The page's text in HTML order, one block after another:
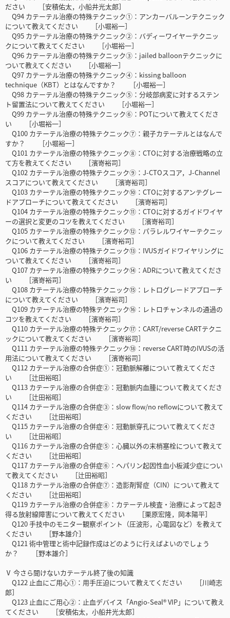
ださい ［安積佑太，小船井光太郎］
Q94 カテーテル治療の特殊テクニック①：アンカーバルーンテクニック
について教えてください ［小堀裕一］
Q95 カテーテル治療の特殊テクニック②：バディーワイヤーテクニッ
クについて教えてください ［小堀裕一］
Q96 カテーテル治療の特殊テクニック③：jailed balloonテクニックに
ついて教えてください ［小堀裕一］
Q97 カテーテル治療の特殊テクニック④：kissing balloon
technique（KBT）とはなんですか？ ［小堀裕一］
Q98 カテーテル治療の特殊テクニック⑤：分岐部病変に対するステン
ト留置法について教えてください ［小堀裕一］
Q99 カテーテル治療の特殊テクニック⑥：POTについて教えてくださ
い ［小堀裕一］
Q100 カテーテル治療の特殊テクニック⑦：親子カテーテルとはなんで
すか？ ［小堀裕一］
Q101 カテーテル治療の特殊テクニック⑧：CTOに対する治療戦略の立
て方を教えてください ［濱嵜裕司］
Q102 カテーテル治療の特殊テクニック⑨：J-CTOスコア，J-Channel
スコアについて教えてください ［濱嵜裕司］
Q103 カテーテル治療の特殊テクニック⑩：CTOに対するアンテグレー
ドアプローチについて教えてください ［濱嵜裕司］
Q104 カテーテル治療の特殊テクニック⑪：CTOに対するガイドワイヤ
ーの選択と変更のコツを教えてください ［濱嵜裕司］
Q105 カテーテル治療の特殊テクニック⑫：パラレルワイヤーテクニッ
クについて教えてください ［濱嵜裕司］
Q106 カテーテル治療の特殊テクニック⑬：IVUSガイドワイヤリングに
ついて教えてください ［濱嵜裕司］
Q107 カテーテル治療の特殊テクニック⑭：ADRについて教えてくださ
い ［濱嵜裕司］
Q108 カテーテル治療の特殊テクニック⑮：レトログレードアプローチ
について教えてください ［濱嵜裕司］
Q109 カテーテル治療の特殊テクニック⑯：レトロチャンネルの通過の
コツを教えてください ［濱嵜裕司］
Q110 カテーテル治療の特殊テクニック⑰：CART/reverse CARTテクニ
ックについて教えてください ［濱嵜裕司］
Q111 カテーテル治療の特殊テクニック⑱：reverse CART時のIVUSの活
用法について教えてください ［濱嵜裕司］
Q112 カテーテル治療の合併症①：冠動脈解離について教えてくださ
い ［辻田裕昭］
Q113 カテーテル治療の合併症②：冠動脈内血腫について教えてくださ
い ［辻田裕昭］
Q114 カテーテル治療の合併症③：slow flow/no reflowについて教えて
ください ［辻田裕昭］
Q115 カテーテル治療の合併症④：冠動脈穿孔について教えてくださ
い ［辻田裕昭］
Q116 カテーテル治療の合併症⑤：心臓以外の末梢塞栓について教えて
ください ［辻田裕昭］
Q117 カテーテル治療の合併症⑥：ヘパリン起因性血小板減少症につい
て教えてください ［辻田裕昭］
Q118 カテーテル治療の合併症⑦：造影剤腎症（CIN）について教えて
ください ［辻田裕昭］
Q119 カテーテル治療の合併症⑧：カテーテル検査・治療によって起き
得る放射線障害について教えてください ［栗原宏隆，岡本陽平］
Q120 手技中のモニター観察ポイント（圧波形，心電図など）を教えて
ください ［野本雄介］
Q121 術中管理と術中記録作成はどのように行えばよいのでしょう
か？ ［野本雄介］
Ⅴ 今さら聞けないカテーテル終了後の知識
Q122 止血にご用心①：用手圧迫について教えてください ［川崎志
郎］
Q123 止血にご用心②：止血デバイス「Angio-Seal® VIP」について教え
てください ［安積佑太，小船井光太郎］